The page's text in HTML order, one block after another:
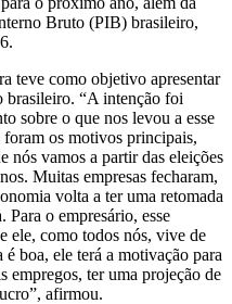
Bruto (PIB) brasileiro,
teve como objetivo apresentar
brasileiro. “A intenção foi
sobre o que nos levou a esse
os motivos principais,
nós vamos a partir das eleições
Muitas empresas fecharam,
volta a ter uma retomada
o empresário, esse
ele, como todos nós, vive de
boa, ele terá a motivação para
empregos, ter uma projeção de
afirmou.